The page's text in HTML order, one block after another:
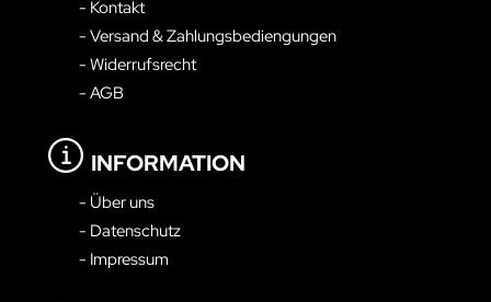
- Kontakt
- Versand & Zahlungsbediengungen
- Widerrufsrecht
- AGB
INFORMATION
- Über uns
- Datenschutz
- Impressum